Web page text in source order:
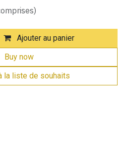
Ajouter au panier
Buy now
la liste de souhaits